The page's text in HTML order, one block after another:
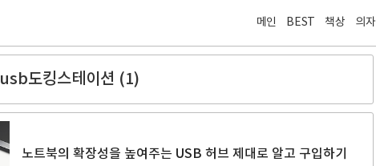
메인 BEST 책상 의자
usb도킹스테이션 (1)
노트북의 확장성을 높여주는 USB 허브 제대로 알고 구입하기